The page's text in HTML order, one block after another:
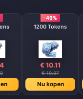
-49%
1200 Tokens
€ 10.11
€ 19.97
Nu kopen